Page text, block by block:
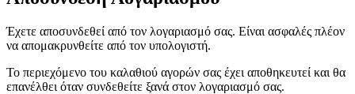
Έχετε αποσυνδεθεί από τον λογαριασμό σας. Είναι ασφαλές πλέον
να απομακρυνθείτε από τον υπολογιστή.
Το περιεχόμενο του καλαθιού αγορών σας έχει αποθηκευτεί και θα
επανέλθει όταν συνδεθείτε ξανά στον λογαριασμό σας.